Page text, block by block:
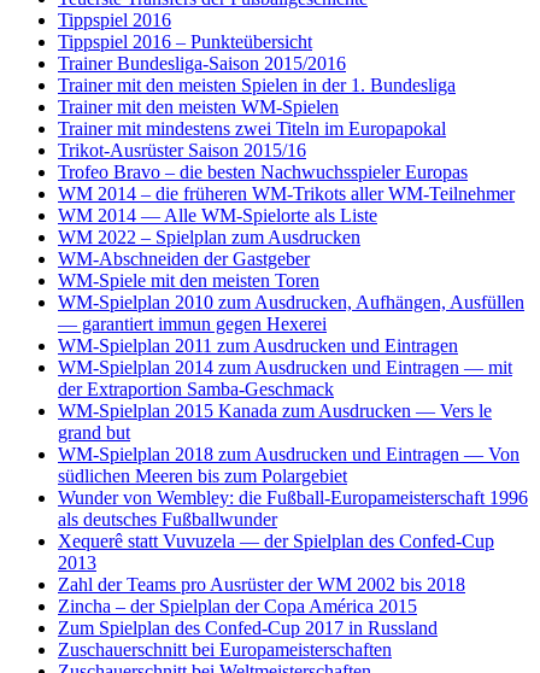
Tippspiel 2016
Tippspiel 2016 – Punkteübersicht
Trainer Bundesliga-Saison 2015/2016
Trainer mit den meisten Spielen in der 1. Bundesliga
Trainer mit den meisten WM-Spielen
Trainer mit mindestens zwei Titeln im Europapokal
Trikot-Ausrüster Saison 2015/16
Trofeo Bravo – die besten Nachwuchsspieler Europas
WM 2014 – die früheren WM-Trikots aller WM-Teilnehmer
WM 2014 — Alle WM-Spielorte als Liste
WM 2022 – Spielplan zum Ausdrucken
WM-Abschneiden der Gastgeber
WM-Spiele mit den meisten Toren
WM-Spielplan 2010 zum Ausdrucken, Aufhängen, Ausfüllen
— garantiert immun gegen Hexerei
WM-Spielplan 2011 zum Ausdrucken und Eintragen
WM-Spielplan 2014 zum Ausdrucken und Eintragen — mit
der Extraportion Samba-Geschmack
WM-Spielplan 2015 Kanada zum Ausdrucken — Vers le
grand but
WM-Spielplan 2018 zum Ausdrucken und Eintragen — Von
südlichen Meeren bis zum Polargebiet
Wunder von Wembley: die Fußball-Europameisterschaft 1996
als deutsches Fußballwunder
Xequerê statt Vuvuzela — der Spielplan des Confed-Cup
2013
Zahl der Teams pro Ausrüster der WM 2002 bis 2018
Zincha – der Spielplan der Copa América 2015
Zum Spielplan des Confed-Cup 2017 in Russland
Zuschauerschnitt bei Europameisterschaften